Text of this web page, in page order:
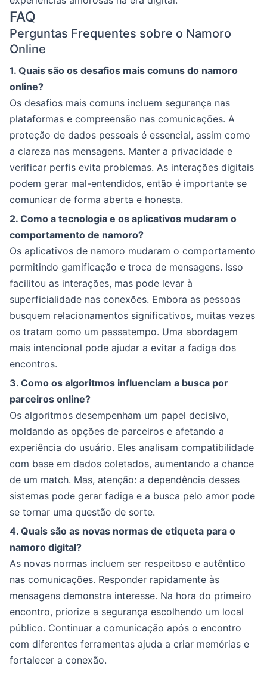
FAQ
Perguntas Frequentes sobre o Namoro
Online
1. Quais são os desafios mais comuns do namoro
online?
Os desafios mais comuns incluem segurança nas
plataformas e compreensão nas comunicações. A
proteção de dados pessoais é essencial, assim como
a clareza nas mensagens. Manter a privacidade e
verificar perfis evita problemas. As interações digitais
podem gerar mal-entendidos, então é importante se
comunicar de forma aberta e honesta.
2. Como a tecnologia e os aplicativos mudaram o
comportamento de namoro?
Os aplicativos de namoro mudaram o comportamento
permitindo gamificação e troca de mensagens. Isso
facilitou as interações, mas pode levar à
superficialidade nas conexões. Embora as pessoas
busquem relacionamentos significativos, muitas vezes
os tratam como um passatempo. Uma abordagem
mais intencional pode ajudar a evitar a fadiga dos
encontros.
3. Como os algoritmos influenciam a busca por
parceiros online?
Os algoritmos desempenham um papel decisivo,
moldando as opções de parceiros e afetando a
experiência do usuário. Eles analisam compatibilidade
com base em dados coletados, aumentando a chance
de um match. Mas, atenção: a dependência desses
sistemas pode gerar fadiga e a busca pelo amor pode
se tornar uma questão de sorte.
4. Quais são as novas normas de etiqueta para o
namoro digital?
As novas normas incluem ser respeitoso e autêntico
nas comunicações. Responder rapidamente às
mensagens demonstra interesse. Na hora do primeiro
encontro, priorize a segurança escolhendo um local
público. Continuar a comunicação após o encontro
com diferentes ferramentas ajuda a criar memórias e
fortalecer a conexão.